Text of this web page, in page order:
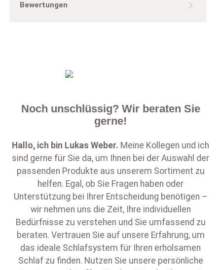
Bewertungen
Noch unschlüssig? Wir beraten Sie
gerne!
Hallo, ich bin Lukas Weber. Meine Kollegen und ich
sind gerne für Sie da, um Ihnen bei der Auswahl der
passenden Produkte aus unserem Sortiment zu
helfen. Egal, ob Sie Fragen haben oder
Unterstützung bei Ihrer Entscheidung benötigen –
wir nehmen uns die Zeit, Ihre individuellen
Bedürfnisse zu verstehen und Sie umfassend zu
beraten. Vertrauen Sie auf unsere Erfahrung, um
das ideale Schlafsystem für Ihren erholsamen
Schlaf zu finden. Nutzen Sie unsere persönliche